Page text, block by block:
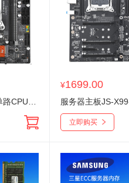
¥1699.00
立即购买